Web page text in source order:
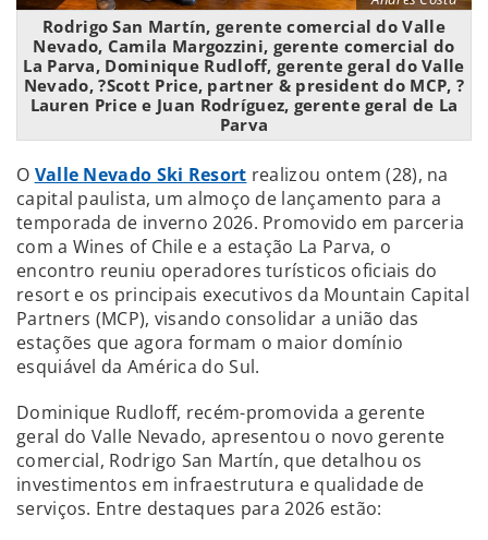
Rodrigo San Martín, gerente comercial do Valle
Nevado, Camila Margozzini, gerente comercial do
La Parva, Dominique Rudloff, gerente geral do Valle
Nevado, ?Scott Price, partner & president do MCP, ?
Lauren Price e Juan Rodríguez, gerente geral de La
Parva
O Valle Nevado Ski Resort realizou ontem (28), na
capital paulista, um almoço de lançamento para a
temporada de inverno 2026. Promovido em parceria
com a Wines of Chile e a estação La Parva, o
encontro reuniu operadores turísticos oficiais do
resort e os principais executivos da Mountain Capital
Partners (MCP), visando consolidar a união das
estações que agora formam o maior domínio
esquiável da América do Sul.
Dominique Rudloff, recém-promovida a gerente
geral do Valle Nevado, apresentou o novo gerente
comercial, Rodrigo San Martín, que detalhou os
investimentos em infraestrutura e qualidade de
serviços. Entre destaques para 2026 estão: